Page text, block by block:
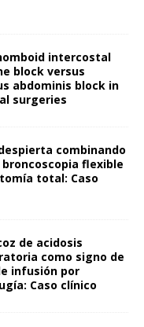
intercostal
block versus
abdominis block in
surgeries
combinando
flexible
total: Caso
de acidosis
como signo de
infusión por
Caso clínico